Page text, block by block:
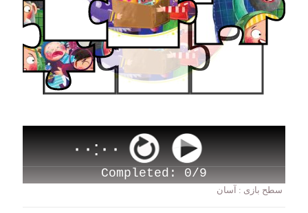
۰۰:۰۰
Completed: 0/9
سطح بازی : آسان